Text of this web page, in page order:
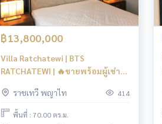
฿13,800,000
Villa Ratchatewi | BTS
RATCHATEWI | 🔥ขายพร้อมผู้เช่า
ราชเทวี พญาไท
414
พื้นที่ : 70.00 ตร.ม.